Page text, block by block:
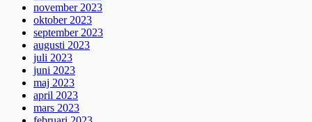
november 2023
oktober 2023
september 2023
augusti 2023
juli 2023
juni 2023
maj 2023
april 2023
mars 2023